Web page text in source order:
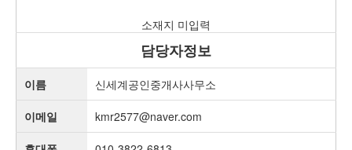
소재지 미입력
담당자정보
이름 신세계공인중개사사무소
이메일 kmr2577@naver.com